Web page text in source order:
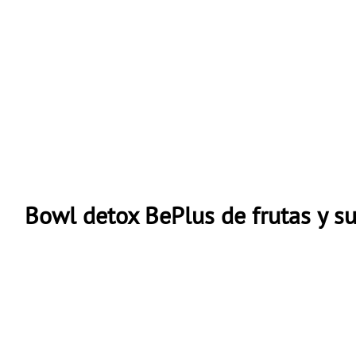
Bowl detox BePlus de frutas y